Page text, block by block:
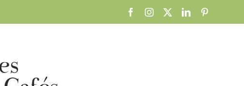
FacebookInstagram LinkedIn